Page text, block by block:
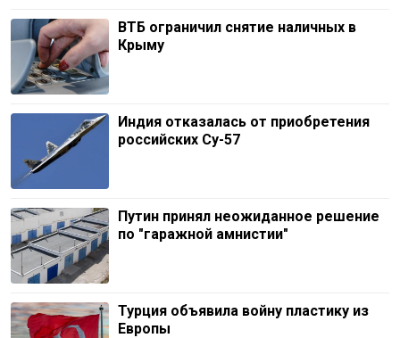
ВТБ ограничил снятие наличных в
Крыму
Индия отказалась от приобретения
российских Су-57
Путин принял неожиданное решение
по "гаражной амнистии"
Турция объявила войну пластику из
Европы